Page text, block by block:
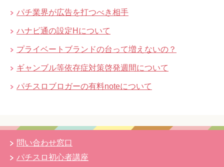
パチ業界が広告を打つべき相手
ハナビ通の設定Hについて
プライベートブランドの台って増えないの？
ギャンブル等依存症対策啓発週間について
パチスロブロガーの有料noteについて
問い合わせ窓口
パチスロ初心者講座